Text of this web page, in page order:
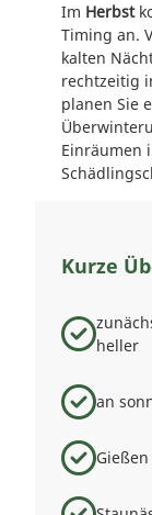
Im Herbst
Timing an.
kalten
rechtzeitig
planen Sie
Einräumen
Kurze
heller
an